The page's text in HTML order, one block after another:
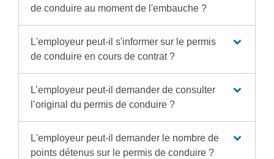
de conduire au moment de l'embauche ?
L'employeur peut-il s'informer sur le permis
de conduire en cours de contrat ?
L’employeur peut-il demander de consulter
l’original du permis de conduire ?
L'employeur peut-il demander le nombre de
points détenus sur le permis de conduire ?